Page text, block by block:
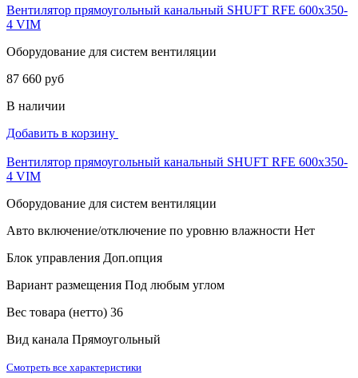
Вентилятор прямоугольный канальный SHUFT RFE 600х350-
4 VIM
Оборудование для систем вентиляции
87 660 руб
В наличии
Добавить в корзину
Вентилятор прямоугольный канальный SHUFT RFE 600х350-
4 VIM
Оборудование для систем вентиляции
Авто включение/отключение по уровню влажности Нет
Блок управления Доп.опция
Вариант размещения Под любым углом
Вес товара (нетто) 36
Вид канала Прямоугольный
Смотреть все характеристики